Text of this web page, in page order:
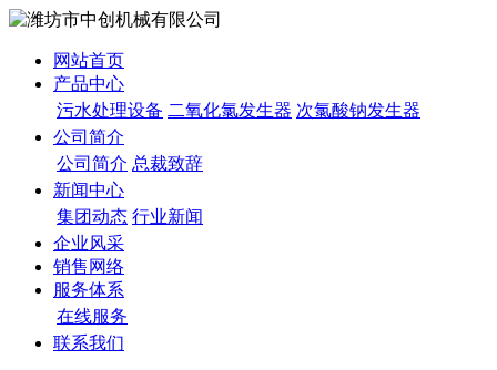
网站首页
产品中心
污水处理设备 二氧化氯发生器 次氯酸钠发生器
公司简介
公司简介 总裁致辞
新闻中心
集团动态 行业新闻
企业风采
销售网络
服务体系
在线服务
联系我们